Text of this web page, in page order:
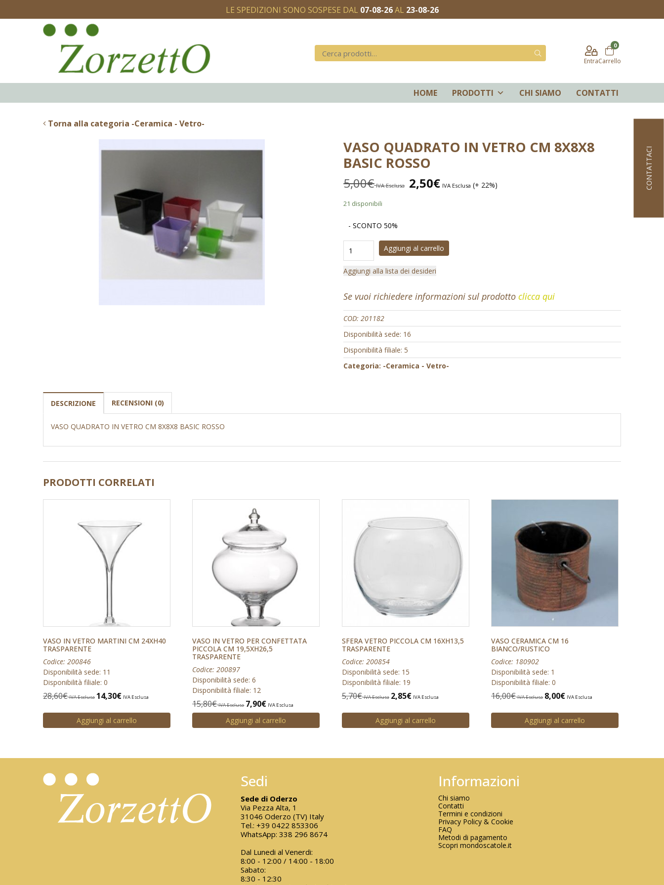
LE SPEDIZIONI SONO SOSPESE DAL 07-08-26AL 23-08-26
Entra
0
Carrello
HOME PRODOTTI CHI SIAMO CONTATTI
Torna alla categoria -Ceramica - Vetro-
VASO QUADRATO IN VETRO CM 8X8X8
BASIC ROSSO
5,00€ IVA Esclusa 2,50€ IVA Esclusa (+ 22%)
21 disponibili
- SCONTO 50%
Aggiungi al carrello
Aggiungi alla lista dei desideri
Se vuoi richiedere informazioni sul prodottoclicca qui
COD:201182
Disponibilità sede: 16
Disponibilità filiale: 5
Categoria: -Ceramica - Vetro-
DESCRIZIONE RECENSIONI (0)
VASO QUADRATO IN VETRO CM 8X8X8 BASIC ROSSO
PRODOTTI CORRELATI
VASO IN VETRO MARTINI CM 24XH40
TRASPARENTE
Codice: 200846
Disponibilità sede: 11
Disponibilità filiale: 0
28,60€ IVA Esclusa 14,30€ IVA Esclusa
Aggiungi al carrello
VASO IN VETRO PER CONFETTATA
PICCOLA CM 19,5XH26,5
TRASPARENTE
Codice: 200897
Disponibilità sede: 6
Disponibilità filiale: 12
15,80€ IVA Esclusa 7,90€ IVA Esclusa
Aggiungi al carrello
SFERA VETRO PICCOLA CM 16XH13,5
TRASPARENTE
Codice: 200854
Disponibilità sede: 15
Disponibilità filiale: 19
5,70€ IVA Esclusa 2,85€ IVA Esclusa
Aggiungi al carrello
VASO CERAMICA CM 16
BIANCO/RUSTICO
Codice: 180902
Disponibilità sede: 1
Disponibilità filiale: 0
16,00€ IVA Esclusa 8,00€ IVA Esclusa
Aggiungi al carrello
CONTATTACI
Sedi
Sede di Oderzo
Via Pezza Alta, 1
31046 Oderzo (TV) Italy
Tel.: +39 0422 853306
WhatsApp: 338 296 8674
Dal Lunedi al Venerdi:
8:00 - 12:00 / 14:00 - 18:00
Sabato:
8:30 - 12:30
Informazioni
Chi siamo
Contatti
Termini e condizioni
Privacy Policy & Cookie
FAQ
Metodi di pagamento
Scopri mondoscatole.it